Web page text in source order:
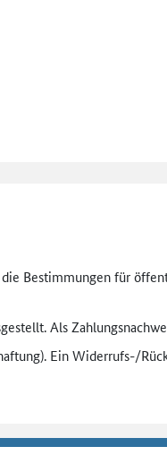
Bestimmungen für
Als
Ein Widerrufs-/